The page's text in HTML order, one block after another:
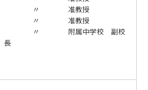
〃 准教授
〃 准教授
〃 附属中学校 副校
長